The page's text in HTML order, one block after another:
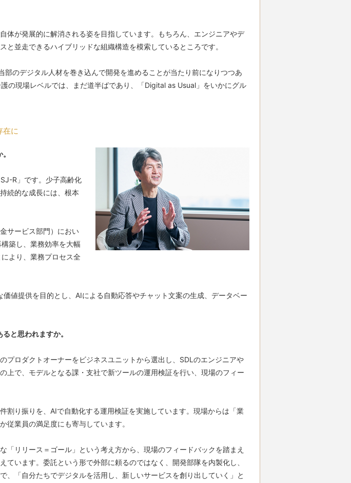
体が発展的に解消される姿を目指しています。もちろん、エンジニアやデ
並走できるハイブリッドな組織構造を模索しているところです。
のデジタル人材を巻き込んで開発を進めることが当たり前になりつつあ
の現場レベルでは、まだ道半ばであり、「Digital as Usual」をいかにグル
在に
R」です。少子高齢化
続的な成長には、根本
サービス部門）におい
築し、業務効率を大幅
より、業務プロセス全
値提供を目的とし、AIによる自動応答やチャット文案の生成、データベー
と思われますか。
プロダクトオーナーをビジネスユニットから選出し、SDLのエンジニアや
で、モデルとなる課・支社で新ツールの運用検証を行い、現場のフィー
り振りを、AIで自動化する運用検証を実施しています。現場からは「業
従業員の満足度にも寄与しています。
リリース＝ゴール」という考え方から、現場のフィードバックを踏まえ
います。委託という形で外部に頼るのではなく、開発部隊を内製化し、
「自分たちでデジタルを活用し、新しいサービスを創り出していく」と